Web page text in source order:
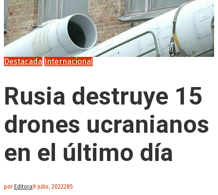
Destacada Internacional
Rusia destruye 15
drones ucranianos
en el último día
porEditora9 julio, 2022285